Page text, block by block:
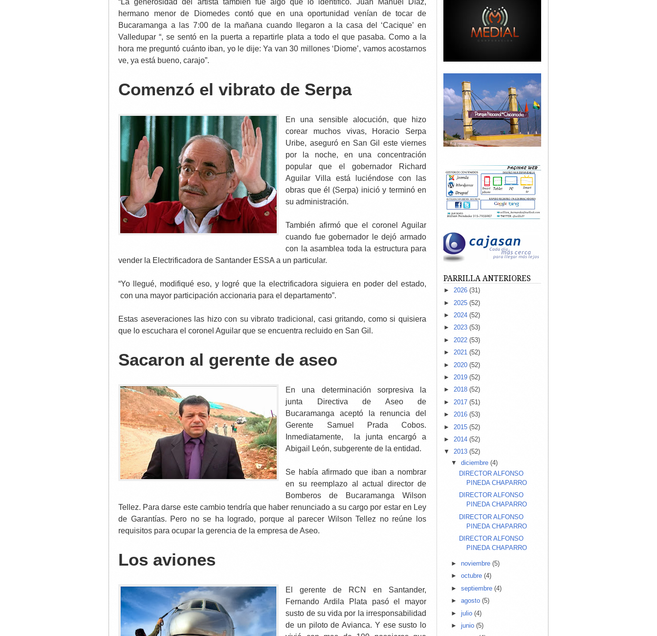
hermano menor de Diomedes contó que en una oportunidad venían de tocar de
Bucaramanga a las 7:00 de la mañana cuando llegaron a la casa del ‘Cacique’ en
Valledupar “, se sentó en la puerta a repartirle plata a todo el que pasaba. Como a la
hora me preguntó cuánto iban, yo le dije: Ya van 30 millones ‘Diome’, vamos acostarnos
ve, ya está bueno, carajo”.
Comenzó el vibrato de Serpa
En una sensible alocución, que hizo
corear muchos vivas, Horacio Serpa
Uribe, aseguró en San Gil este viernes
por la noche, en una concentración
popular que el gobernador Richard
Aguilar Villa está luciéndose con las
obras que él (Serpa) inició y terminó en
su administración.
También afirmó que el coronel Aguilar
cuando fue gobernador le dejó armado
con la asamblea toda la estructura para
vender la Electrificadora de Santander ESSA a un particular.
“Yo llegué, modifiqué eso, y logré que la electrificadora siguiera en poder del estado,
con una mayor participación accionaria para el departamento”.
Estas aseveraciones las hizo con su vibrato tradicional, casi gritando, como si quisiera
que lo escuchara el coronel Aguilar que se encuentra recluido en San Gil.
Sacaron al gerente de aseo
En una determinación sorpresiva la
junta Directiva de Aseo de
Bucaramanga aceptó la renuncia del
Gerente Samuel Prada Cobos.
Inmediatamente, la junta encargó a
Abigail León, subgerente de la entidad.
Se había afirmado que iban a nombrar
en su reemplazo al actual director de
Bomberos de Bucaramanga Wilson
Tellez. Para darse este cambio tendría que haber renunciado a su cargo por estar en Ley
de Garantías. Pero no se ha logrado, porque al parecer Wilson Tellez no reúne los
requisitos para ocupar la gerencia de la empresa de Aseo.
Los aviones
El gerente de RCN en Santander,
Fernando Ardila Plata pasó el mayor
susto de su vida por la irresponsabilidad
de un piloto de Avianca. Y ese susto lo
PARRILLA ANTERIORES
► 2026 (31)
► 2025 (52)
► 2024 (52)
► 2023 (53)
► 2022 (53)
► 2021 (52)
► 2020 (52)
► 2019 (52)
► 2018 (52)
► 2017 (51)
► 2016 (53)
► 2015 (52)
► 2014 (52)
▼ 2013 (52)
▼diciembre (4)
DIRECTOR ALFONSO
PINEDA CHAPARRO
DIRECTOR ALFONSO
PINEDA CHAPARRO
DIRECTOR ALFONSO
PINEDA CHAPARRO
DIRECTOR ALFONSO
PINEDA CHAPARRO
►noviembre (5)
►octubre (4)
►septiembre (4)
►agosto (5)
►julio (4)
►junio (5)